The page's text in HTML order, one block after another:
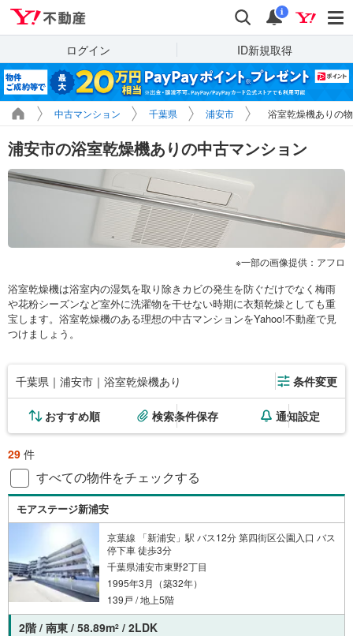
検索 通知
i
ログイン ID新規取得
中古マンション 千葉県 浦安市 浴室乾燥機ありの
浦安市の浴室乾燥機ありの中古マンション
一部の画像提供：アフロ
浴室乾燥機は浴室内の湿気を取り除きカビの発生を防ぐだけでなく梅雨
や花粉シーズンなど室外に洗濯物を干せない時期に衣類乾燥としても重
宝します。浴室乾燥機のある理想の中古マンションをYahoo!不動産で見
つけましょう。
千葉県｜浦安市｜浴室乾燥機あり 条件変更
おすすめ順 検索条件保存 通知設定
29 件
すべての物件をチェックする
モアステージ新浦安
京葉線 「新浦安」駅 バス12分 第四街区公園入口 バス
停下車 徒歩3分
千葉県浦安市東野2丁目
1995年3月（築32年）
139戸 / 地上5階
2階 / 南東 / 58.89m2 / 2LDK